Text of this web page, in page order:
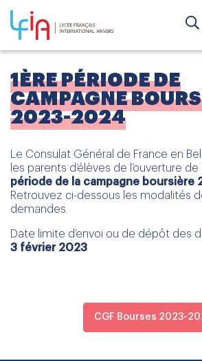
1ÈRE PÉRIODE DE
CAMPAGNE
2023-2024
Le Consulat Général de France en
les parents d’élèves de l’ouverture de
période de la campagne boursière
Retrouvez ci-dessous les modalités
demandes.
Date limite d’envoi ou de dépôt des
3 février 2023
CGF Bourses 2023-